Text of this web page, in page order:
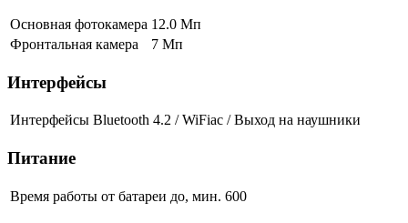
Основная фотокамера 12.0 Мп
Фронтальная камера
7 Мп
Интерфейсы
Интерфейсы Bluetooth 4.2 / WiFiac / Выход на наушники
Питание
Время работы от батареи до, мин. 600